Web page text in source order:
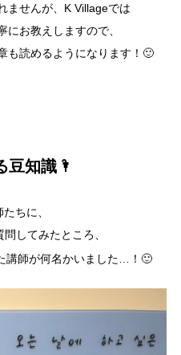
ませんが、K Villageでは
お教えしますので、
読めるようになります！🙂
豆知識🌂
ちに、
してみたところ、
講師が何名かいました…！🙂